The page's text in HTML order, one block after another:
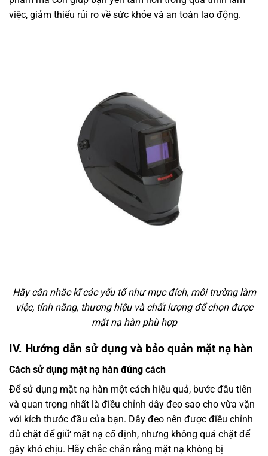
việc, giảm thiểu rủi ro về sức khỏe và an toàn lao động.
Hãy cân nhắc kĩ các yếu tố như mục đích, môi trường làm
việc, tính năng, thương hiệu và chất lượng để chọn được
mặt nạ hàn phù hợp
IV. Hướng dẫn sử dụng và bảo quản mặt nạ hàn
Cách sử dụng mặt nạ hàn đúng cách
Để sử dụng mặt nạ hàn một cách hiệu quả, bước đầu tiên
và quan trọng nhất là điều chỉnh dây đeo sao cho vừa vặn
với kích thước đầu của bạn. Dây đeo nên được điều chỉnh
đủ chặt để giữ mặt nạ cố định, nhưng không quá chặt để
gây khó chịu. Hãy chắc chắn rằng mặt nạ không bị